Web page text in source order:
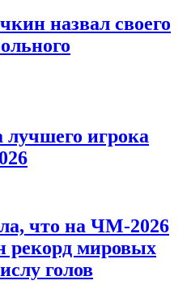
назвал своего
игрока
что на ЧМ-2026
рекорд мировых
голов